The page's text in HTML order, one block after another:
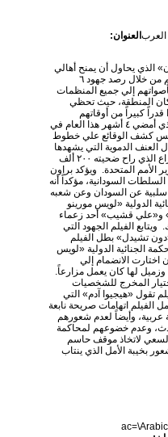
العنوان: العرب
الذي يحاول أن يمنح أهالي
الإقليم -الأكثر فقراً وأوضاعاً لا إنسانية في العالم- أملاً في حل مشاكلهم من خلال رصد جهود ٦
إلي جميع المنظمات
سكان المنطقة، حيث تحظي
كبيراً من أوقاتهم
وأموالهم لمساعدة سكان الإقليم. الفيلم من إخراج «ثيودور براون» الذي أمضي ٤ أشهر هذا العام في
كشف الوقائع علي خطوط
العنف الدموية التي يشهدها
الإقليم بشكل يومي، ولكن يتابع جهود ٦ أشخاص يحاولون إيجاد حل للنزاع الذي راح ضحيته ٢٠٠ ألف
الأمم المتحدة. ويؤكد براون
السلطات السودانية، مؤكداً أنه
عن السودان وعن شعبه
الدولية «لويس مورينو
و«علي قشيب» أحد زعماء
الفيلم الجهود التي
«دون تشيدل» بطل الفيلم
الجنائية الدولية «لويس
اختارت الانضمام إلي
لها كان يعمل مزارعاً.
اختيار المخرج للشخصيات
تقول «هيجيوا آدم» التي
اتهامات صريحة نابعة
وأيضاً لعدم شعورهم
وعدم خضوعهم لمحاكمة
لاتخاذ موقف حاسم
بخيبة الأمل الذي ينتاب